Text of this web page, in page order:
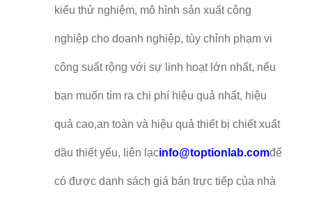
kiểu thử nghiệm, mô hình sản xuất công
nghiệp cho doanh nghiệp, tùy chỉnh phạm vi
công suất rộng với sự linh hoạt lớn nhất, nếu
bạn muốn tìm ra chi phí hiệu quả nhất, hiệu
quả cao,an toàn và hiệu quả thiết bị chiết xuất
dầu thiết yếu, liên lạcinfo@toptionlab.comđể
có được danh sách giá bán trực tiếp của nhà